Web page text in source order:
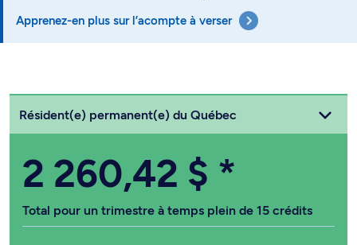
Apprenez-en plus sur l’acompte à verser
Choisissez votre statut
Résident(e) permanent(e) du Québec
2 260,42 $ *
Total pour un trimestre à temps plein de 15 crédits